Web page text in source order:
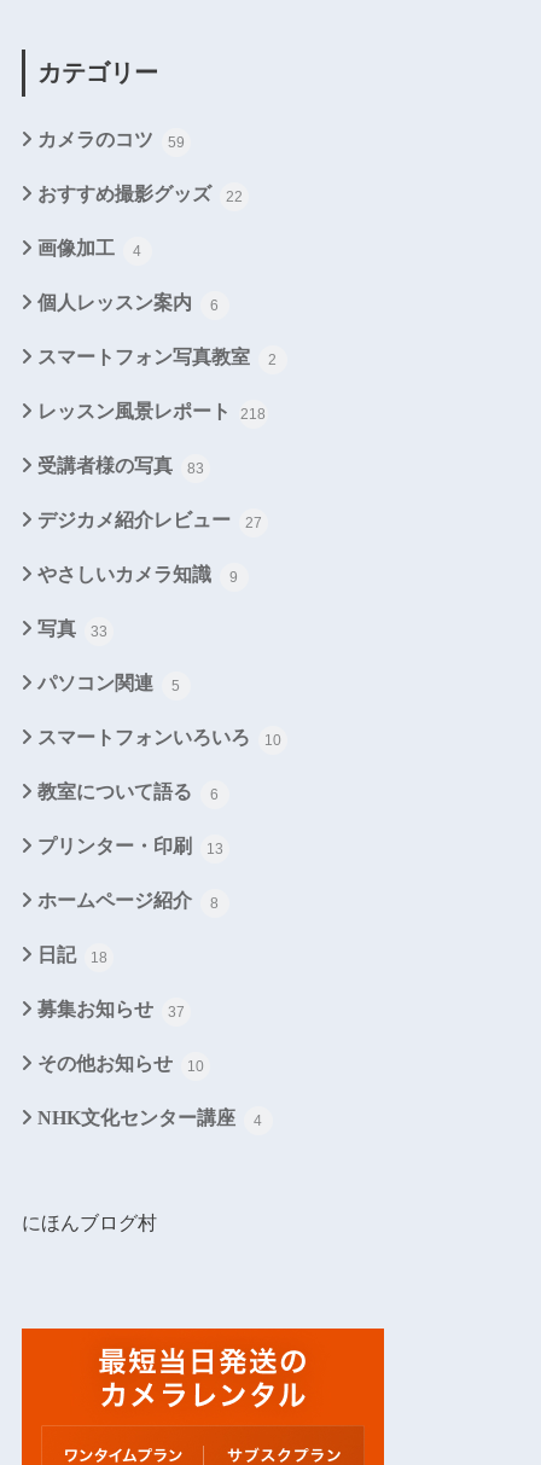
カテゴリー
カメラのコツ 59
おすすめ撮影グッズ 22
画像加工 4
個人レッスン案内 6
スマートフォン写真教室 2
レッスン風景レポート 218
受講者様の写真 83
デジカメ紹介レビュー 27
やさしいカメラ知識 9
写真 33
パソコン関連 5
スマートフォンいろいろ 10
教室について語る 6
プリンター・印刷 13
ホームページ紹介 8
日記 18
募集お知らせ 37
その他お知らせ 10
NHK文化センター講座 4
にほんブログ村